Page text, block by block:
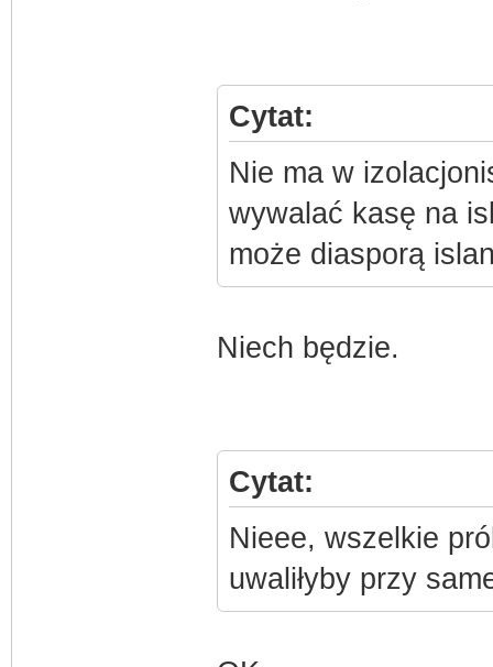
Cytat:
Nie ma w
wywalać kasę na
może diasporą
Niech będzie.
Cytat:
Nieee, wszelkie
uwaliłyby przy